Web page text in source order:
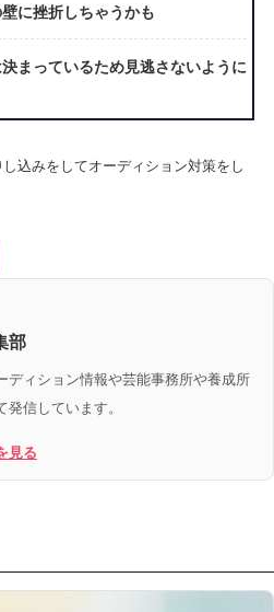
に挫折しちゃうかも
まっているため見逃さないように
込みをしてオーディション対策をし
部
ディション情報や芸能事務所や養成所
信しています。
見る